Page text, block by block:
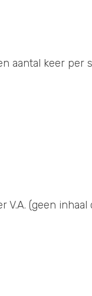
aantal keer per
V.A. (geen inhaal